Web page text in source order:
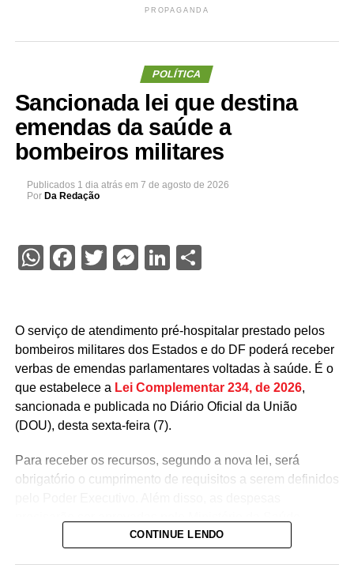
PROPAGANDA
POLÍTICA
Sancionada lei que destina
emendas da saúde a
bombeiros militares
Publicados 1 dia atrás em 7 de agosto de 2026
Por Da Redação
WhatsApp
Facebook
Twitter
Messenger
LinkedIn
Share
O serviço de atendimento pré-hospitalar prestado pelos
bombeiros militares dos Estados e do DF poderá receber
verbas de emendas parlamentares voltadas à saúde. É o
que estabelece a Lei Complementar 234, de 2026,
sancionada e publicada no Diário Oficial da União
(DOU), desta sexta-feira (7).
Para receber os recursos, segundo a nova lei, será
obrigatório o cumprimento de requisitos a serem definidos
A lei proíbe o uso dessas emendas para pagamento de
CONTINUE LENDO